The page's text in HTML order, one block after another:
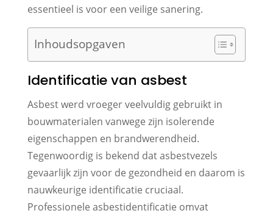
essentieel is voor een veilige sanering.
Inhoudsopgaven
Identificatie van asbest
Asbest werd vroeger veelvuldig gebruikt in
bouwmaterialen vanwege zijn isolerende
eigenschappen en brandwerendheid.
Tegenwoordig is bekend dat asbestvezels
gevaarlijk zijn voor de gezondheid en daarom is
nauwkeurige identificatie cruciaal.
Professionele asbestidentificatie omvat